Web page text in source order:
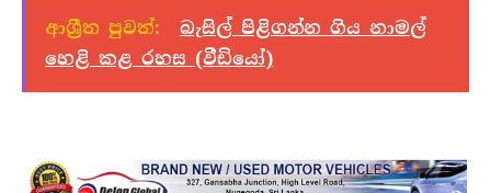
ආශ්‍රීත පුවත්:
බැසිල් පිළිගන්න ගිය නාමල්
හෙළි කළ රහස (වීඩියෝ)